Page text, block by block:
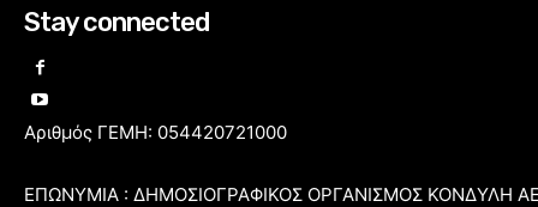
Stay connected
Αριθμός ΓΕΜΗ: 054420721000
ΕΠΩΝΥΜΙΑ : ΔΗΜΟΣΙΟΓΡΑΦΙΚΟΣ ΟΡΓΑΝΙΣΜΟΣ ΚΟΝΔΥΛΗ